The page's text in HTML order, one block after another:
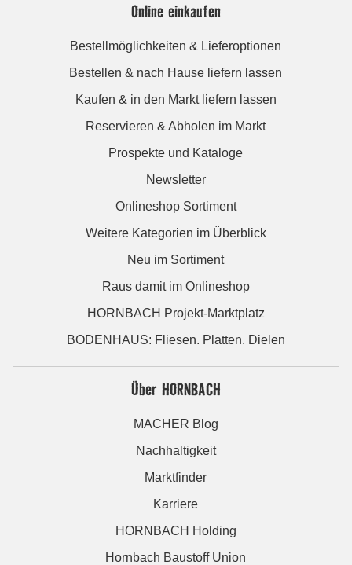
Online einkaufen
Bestellmöglichkeiten & Lieferoptionen
Bestellen & nach Hause liefern lassen
Kaufen & in den Markt liefern lassen
Reservieren & Abholen im Markt
Prospekte und Kataloge
Newsletter
Onlineshop Sortiment
Weitere Kategorien im Überblick
Neu im Sortiment
Raus damit im Onlineshop
HORNBACH Projekt-Marktplatz
BODENHAUS: Fliesen. Platten. Dielen
Über HORNBACH
MACHER Blog
Nachhaltigkeit
Marktfinder
Karriere
HORNBACH Holding
Hornbach Baustoff Union